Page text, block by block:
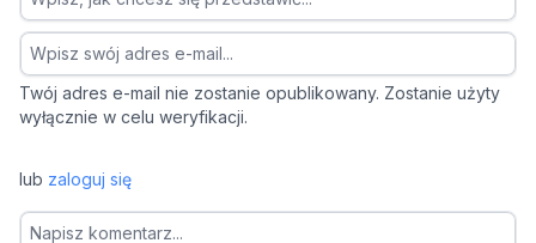
Twój adres e-mail nie zostanie opublikowany. Zostanie użyty
wyłącznie w celu weryfikacji.
lub zaloguj się